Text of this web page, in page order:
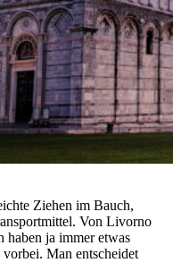
Ziehen im Bauch,
Von Livorno
haben ja immer etwas
Man entscheidet